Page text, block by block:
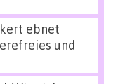
ebnet
und